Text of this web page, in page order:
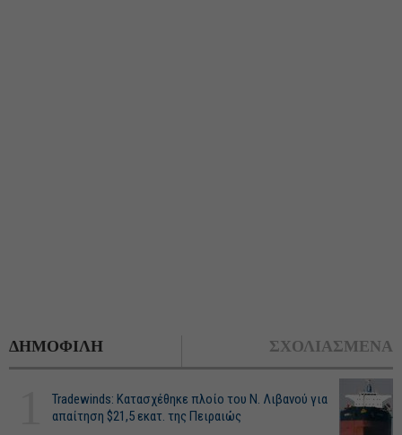
ΔΗΜΟΦΙΛΗ ΣΧΟΛΙΑΣΜΕΝΑ
Tradewinds: Κατασχέθηκε πλοίο του Ν. Λιβανού για
απαίτηση $21,5 εκατ. της Πειραιώς